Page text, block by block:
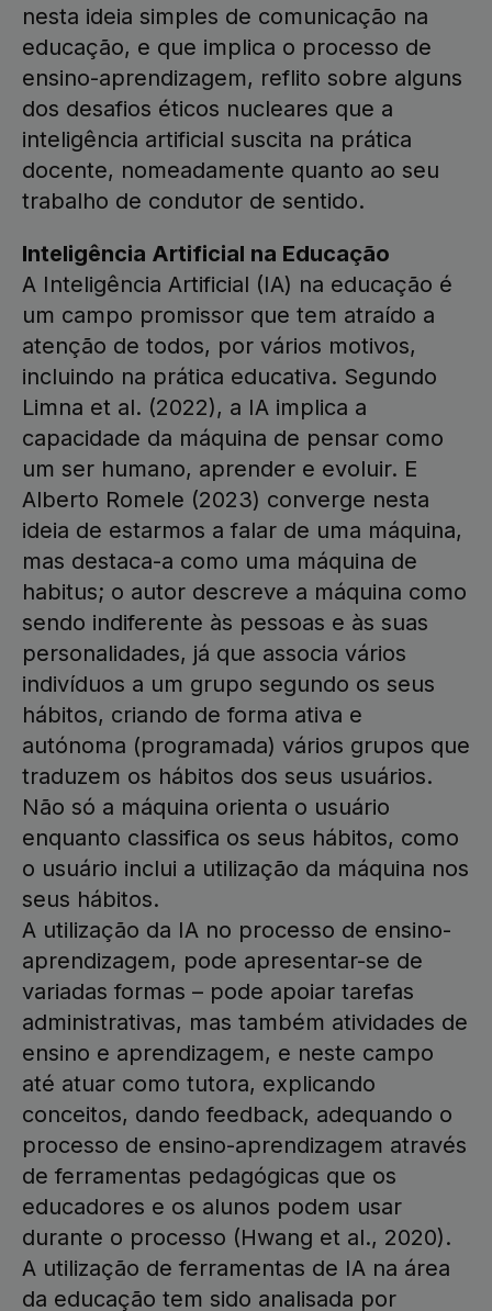
nesta ideia simples de comunicação na
educação, e que implica o processo de
ensino-aprendizagem, reflito sobre alguns
dos desafios éticos nucleares que a
inteligência artificial suscita na prática
docente, nomeadamente quanto ao seu
trabalho de condutor de sentido.
Inteligência Artificial na Educação
A Inteligência Artificial (IA) na educação é
um campo promissor que tem atraído a
atenção de todos, por vários motivos,
incluindo na prática educativa. Segundo
Limna et al. (2022), a IA implica a
capacidade da máquina de pensar como
um ser humano, aprender e evoluir. E
Alberto Romele (2023) converge nesta
ideia de estarmos a falar de uma máquina,
mas destaca-a como uma máquina de
habitus; o autor descreve a máquina como
sendo indiferente às pessoas e às suas
personalidades, já que associa vários
indivíduos a um grupo segundo os seus
hábitos, criando de forma ativa e
autónoma (programada) vários grupos que
traduzem os hábitos dos seus usuários.
Não só a máquina orienta o usuário
enquanto classifica os seus hábitos, como
o usuário inclui a utilização da máquina nos
seus hábitos.
A utilização da IA no processo de ensino-
aprendizagem, pode apresentar-se de
variadas formas – pode apoiar tarefas
administrativas, mas também atividades de
ensino e aprendizagem, e neste campo
até atuar como tutora, explicando
conceitos, dando feedback, adequando o
processo de ensino-aprendizagem através
de ferramentas pedagógicas que os
educadores e os alunos podem usar
durante o processo (Hwang et al., 2020).
A utilização de ferramentas de IA na área
da educação tem sido analisada por